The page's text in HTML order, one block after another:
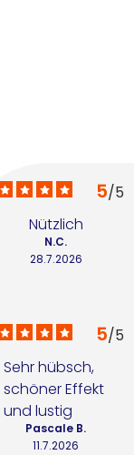
5/5
Nützlich
28.7.2026
N.C.
5/5
Sehr hübsch,
schöner Effekt
und lustig
11.7.2026
Pascale B.